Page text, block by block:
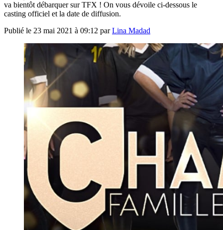
va bientôt débarquer sur TFX ! On vous dévoile ci-dessous le
casting officiel et la date de diffusion.
Publié le 23 mai 2021 à 09:12 parLina Madad